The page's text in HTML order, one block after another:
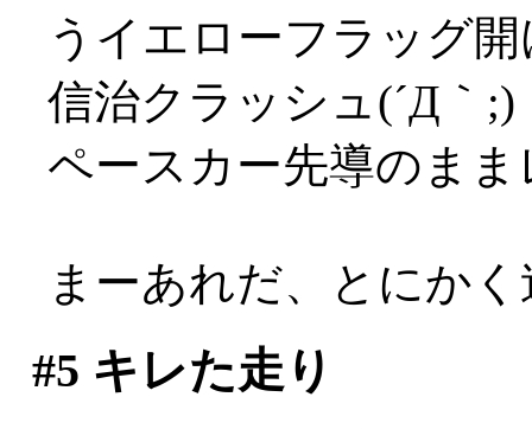
うイエローフラッグ
信治クラッシュ(´Д｀;)
ペースカー先導のま
まーあれだ、とにか
#5 キレた走り